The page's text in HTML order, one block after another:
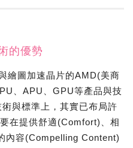
的優勢
繪圖加速晶片的AMD(美商
、APU、GPU等產品與技
與標準上，其實已布局許
在提供舒適(Comfort)、相
內容(Compelling Content)